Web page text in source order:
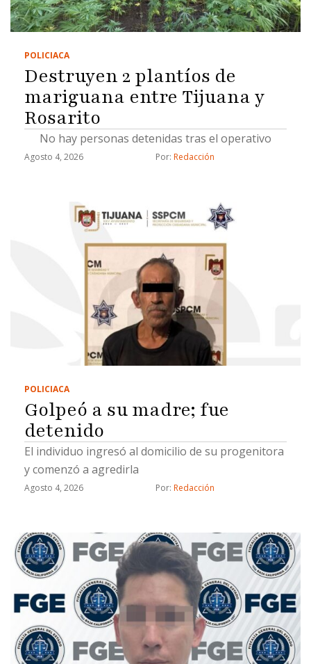
POLICIACA
Destruyen 2 plantíos de
mariguana entre Tijuana y
Rosarito
No hay personas detenidas tras el operativo
Agosto 4, 2026 Por: Redacción
POLICIACA
Golpeó a su madre; fue
detenido
El individuo ingresó al domicilio de su progenitora
y comenzó a agredirla
Agosto 4, 2026 Por: Redacción